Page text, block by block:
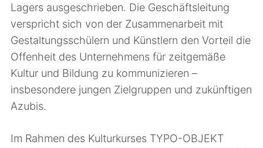
Lagers ausgeschrieben. Die Geschäftsleitung
verspricht sich von der Zusammenarbeit mit
Gestaltungsschülern und Künstlern den Vorteil die
Offenheit des Unternehmens für zeitgemäße
Kultur und Bildung zu kommunizieren –
insbesondere jungen Zielgruppen und zukünftigen
Azubis.
Im Rahmen des Kulturkurses TYPO-OBJEKT